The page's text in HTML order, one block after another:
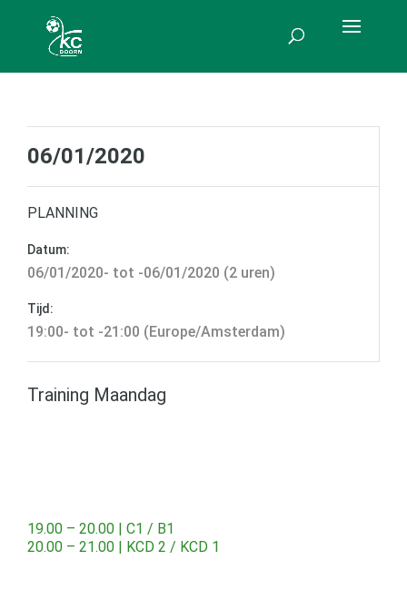
06/01/2020
PLANNING
Datum:
06/01/2020- tot -06/01/2020 (2 uren)
Tijd:
19:00- tot -21:00 (Europe/Amsterdam)
Training Maandag
19.00 – 20.00 | C1 / B1
20.00 – 21.00 | KCD 2 / KCD 1